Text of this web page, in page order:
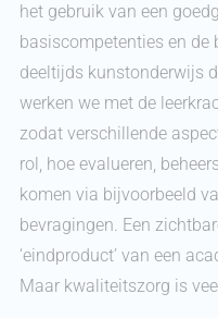
het gebruik van een
basiscompetenties en
deeltijds kunstonderwijs
werken we met de
zodat verschillende
rol, hoe evalueren,
komen via bijvoorbeeld
bevragingen. Een
‘eindproduct’ van een
Maar kwaliteitszorg is